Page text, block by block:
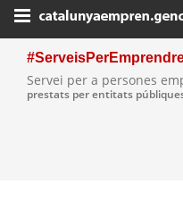
Salta al contigut
Servei per a persones
prestats per entitats